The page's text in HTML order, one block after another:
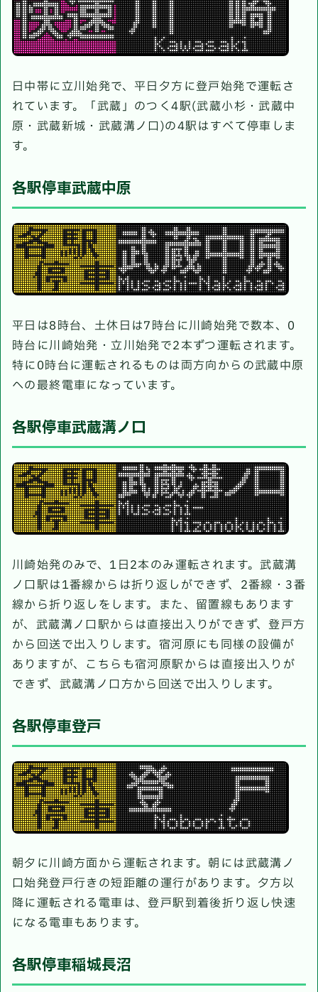
日中帯に立川始発で、平日夕方に登戸始発で運転さ
れています。「武蔵」のつく4駅(武蔵小杉・武蔵中
原・武蔵新城・武蔵溝ノ口)の4駅はすべて停車しま
す。
各駅停車武蔵中原
平日は8時台、土休日は7時台に川崎始発で数本、0
時台に川崎始発・立川始発で2本ずつ運転されます。
特に0時台に運転されるものは両方向からの武蔵中原
への最終電車になっています。
各駅停車武蔵溝ノ口
川崎始発のみで、1日2本のみ運転されます。武蔵溝
ノ口駅は1番線からは折り返しができず、2番線・3番
線から折り返しをします。また、留置線もあります
が、武蔵溝ノ口駅からは直接出入りができず、登戸方
から回送で出入りします。宿河原にも同様の設備が
ありますが、こちらも宿河原駅からは直接出入りが
できず、武蔵溝ノ口方から回送で出入りします。
各駅停車登戸
朝夕に川崎方面から運転されます。朝には武蔵溝ノ
口始発登戸行きの短距離の運行があります。夕方以
降に運転される電車は、登戸駅到着後折り返し快速
になる電車もあります。
各駅停車稲城長沼